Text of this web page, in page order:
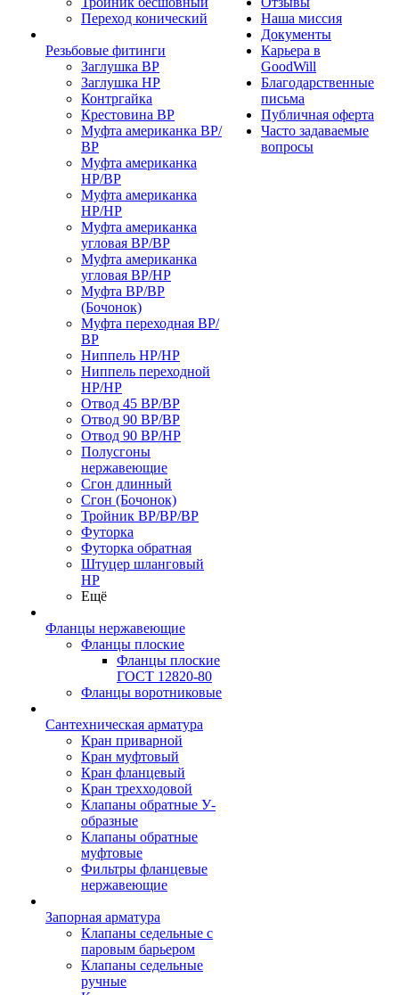
Переход конический
Резьбовые фитинги
Заглушка ВР
Заглушка НР
Контргайка
Крестовина ВР
Муфта американка ВР/
ВР
Муфта американка
НР/ВР
Муфта американка
НР/НР
Муфта американка
угловая ВР/ВР
Муфта американка
угловая ВР/НР
Муфта ВР/ВР
(Бочонок)
Муфта переходная ВР/
ВР
Ниппель НР/НР
Ниппель переходной
НР/НР
Отвод 45 ВР/ВР
Отвод 90 ВР/ВР
Отвод 90 ВР/НР
Полусгоны
нержавеющие
Сгон длинный
Сгон (Бочонок)
Тройник ВР/ВР/ВР
Футорка
Футорка обратная
Штуцер шланговый
НР
Ещё
Фланцы нержавеющие
Фланцы плоские
Фланцы плоские
ГОСТ 12820-80
Фланцы воротниковые
Сантехническая арматура
Кран приварной
Кран муфтовый
Кран фланцевый
Кран трехходовой
Клапаны обратные У-
образные
Клапаны обратные
муфтовые
Фильтры фланцевые
нержавеющие
Запорная арматура
Клапаны седельные с
паровым барьером
Клапаны седельные
ручные
Наша миссия
Документы
Карьера в
GoodWill
Благодарственные
письма
Публичная оферта
Часто задаваемые
вопросы